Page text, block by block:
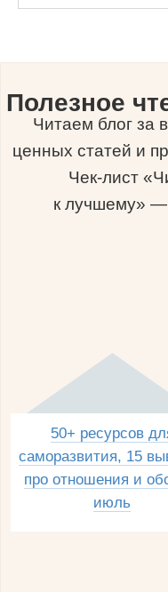
Полезное
Читаем блог за
ценных статей и
Чек-лист
к лучшему» —
50+ ресурсов
саморазвития, 15
про отношения и
июль